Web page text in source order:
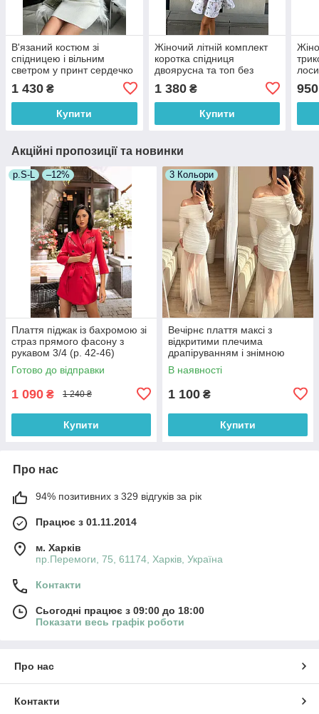
В'язаний костюм зі
спідницею і вільним
светром у принт сердечко
1 430 ₴
Купити
Жіночий літній комплект
коротка спідниця
двоярусна та топ без
рукавів у яскравий принт
(р. 42, 44) 66103884Q
1 380₴
Купити
950
Акційні пропозиції та новинки
р.S-L –12%
Плаття піджак із бахромою зі
страз прямого фасону з
рукавом 3/4 (р. 42-46)
66032050Qr
Готово до відправки
1 090 ₴ 1 240 ₴
Купити
3 Кольори
Вечірнє плаття максі з
відкритими плечима
драпіруванням і знімною
фатиновою спідницею (р. 42-
46) 33036307
В наявності
1 100 ₴
Купити
Про нас
94% позитивних з 329 відгуків за рік
Працює з 01.11.2014
м. Харків
пр.Перемоги, 75, 61174, Харків, Україна
Контакти
Сьогодні працює з 09:00 до 18:00
Показати весь графік роботи
Про нас
Контакти